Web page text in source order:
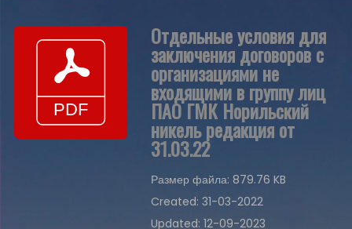
Отдельные условия для
заключения договоров с
организациями не
входящими в группу лиц
ПАО ГМК Норильский
никель редакция от
31.03.22
Размер файла: 879.76 KB
Created: 31-03-2022
Updated: 12-09-2023